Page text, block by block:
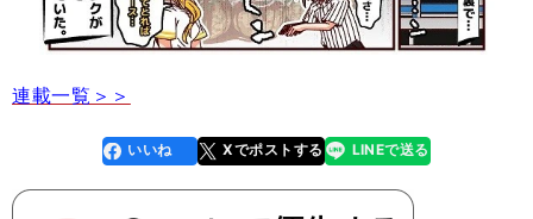
連載一覧＞＞
faceboo
k
いいね Xでポストする
line LINEで送る